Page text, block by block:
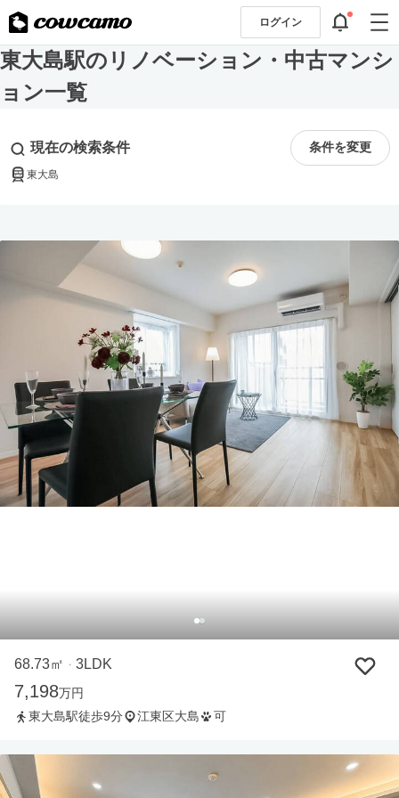
ログイン
東大島駅のリノベーション・中古マンシ
ョン一覧
現在の検索条件 条件を変更
東大島
68.73㎡ ・ 3LDK
7,198万円
東大島駅徒歩9分
江東区大島 可